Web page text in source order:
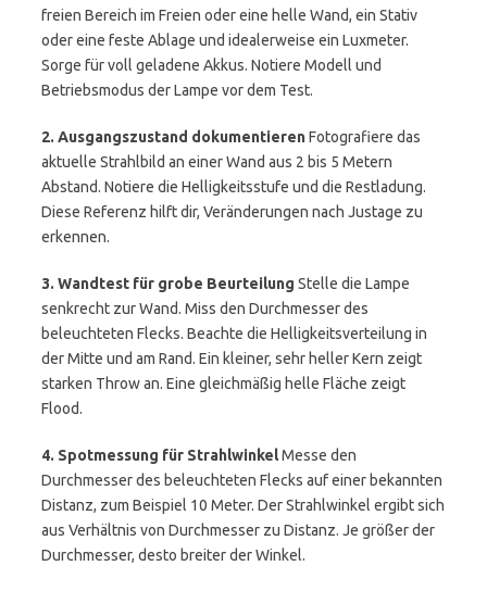
freien Bereich im Freien oder eine helle Wand, ein Stativ
oder eine feste Ablage und idealerweise ein Luxmeter.
Sorge für voll geladene Akkus. Notiere Modell und
Betriebsmodus der Lampe vor dem Test.
2. Ausgangszustand dokumentierenFotografiere das
aktuelle Strahlbild an einer Wand aus 2 bis 5 Metern
Abstand. Notiere die Helligkeitsstufe und die Restladung.
Diese Referenz hilft dir, Veränderungen nach Justage zu
erkennen.
3. Wandtest für grobe Beurteilung Stelle die Lampe
senkrecht zur Wand. Miss den Durchmesser des
beleuchteten Flecks. Beachte die Helligkeitsverteilung in
der Mitte und am Rand. Ein kleiner, sehr heller Kern zeigt
starken Throw an. Eine gleichmäßig helle Fläche zeigt
Flood.
4. Spotmessung für StrahlwinkelMesse den
Durchmesser des beleuchteten Flecks auf einer bekannten
Distanz, zum Beispiel 10 Meter. Der Strahlwinkel ergibt sich
aus Verhältnis von Durchmesser zu Distanz. Je größer der
Durchmesser, desto breiter der Winkel.